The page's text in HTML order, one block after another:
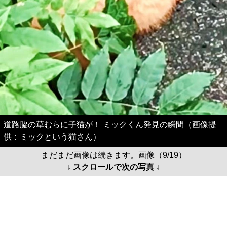
道路脇の草むらに子猫が！ ミックくん発見の瞬間（画像提
供：ミックという猫さん）
まだまだ画像は続きます。画像（9/19）
↓ スクロールで次の写真 ↓